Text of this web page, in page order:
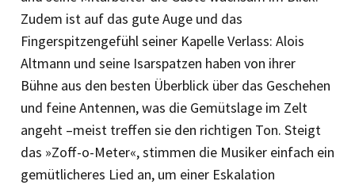
Zudem ist auf das gute Auge und das
Fingerspitzengefühl seiner Kapelle Verlass: Alois
Altmann und seine Isarspatzen ­haben von ihrer
Bühne aus den besten Überblick über das Geschehen
und feine Antennen, was die Gemütslage im Zelt
angeht –meist treffen sie den richtigen Ton. Steigt
das »Zoff-o-Meter«, stimmen die Musiker einfach ein
gemütlicheres Lied an, um ­einer Eskalation